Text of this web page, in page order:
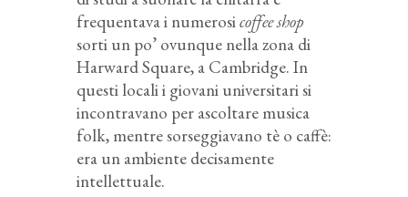
frequentava i numerosicoffee shop
sorti un po’ ovunque nella zona di
Harward Square, a Cambridge. In
questi locali i giovani universitari si
incontravano per ascoltare musica
folk, mentre sorseggiavano tè o caffè:
era un ambiente decisamente
intellettuale.